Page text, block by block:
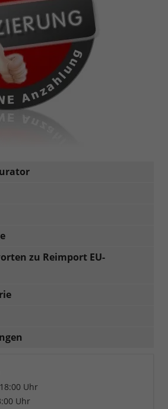
zu Reimport EU-
Uhr
Uhr